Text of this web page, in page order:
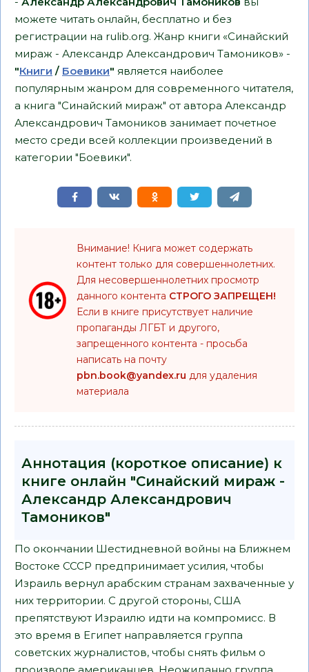
можете читать онлайн, бесплатно и без
регистрации на rulib.org. Жанр книги «Синайский
мираж - Александр Александрович Тамоников» -
"Книги / Боевики" является наиболее
популярным жанром для современного читателя,
а книга "Синайский мираж" от автора Александр
Александрович Тамоников занимает почетное
место среди всей коллекции произведений в
категории "Боевики".
Внимание! Книга может содержать
контент только для совершеннолетних.
Для несовершеннолетних просмотр
данного контента СТРОГО ЗАПРЕЩЕН!
Если в книге присутствует наличие
пропаганды ЛГБТ и другого,
запрещенного контента - просьба
написать на почту
pbn.book@yandex.ru для удаления
материала
Аннотация (короткое описание) к
книге онлайн "Синайский мираж -
Александр Александрович
Тамоников"
По окончании Шестидневной войны на Ближнем
Востоке СССР предпринимает усилия, чтобы
Израиль вернул арабским странам захваченные у
них территории. С другой стороны, США
препятствуют Израилю идти на компромисс. В
это время в Египет направляется группа
советских журналистов, чтобы снять фильм о